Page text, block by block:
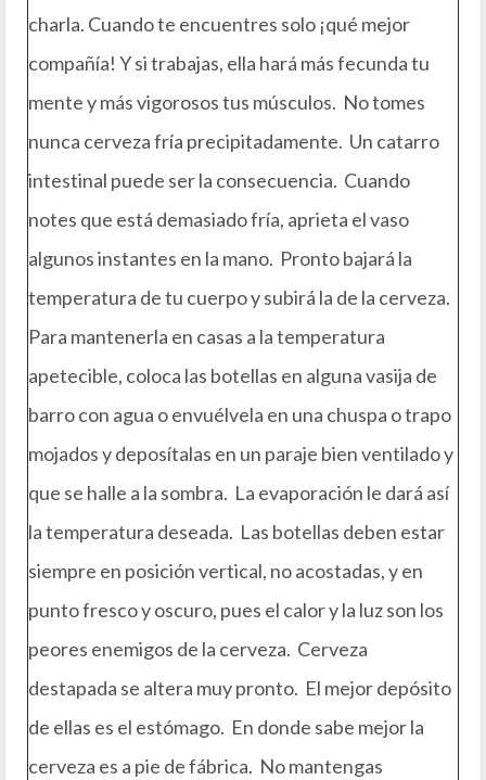
charla. Cuando te encuentres solo ¡qué mejor
compañía! Y si trabajas, ella hará más fecunda tu
mente y más vigorosos tus músculos. No tomes
nunca cerveza fría precipitadamente. Un catarro
intestinal puede ser la consecuencia. Cuando
notes que está demasiado fría, aprieta el vaso
algunos instantes en la mano. Pronto bajará la
temperatura de tu cuerpo y subirá la de la cerveza.
Para mantenerla en casas a la temperatura
apetecible, coloca las botellas en alguna vasija de
barro con agua o envuélvela en una chuspa o trapo
mojados y deposítalas en un paraje bien ventilado y
que se halle a la sombra. La evaporación le dará así
la temperatura deseada. Las botellas deben estar
siempre en posición vertical, no acostadas, y en
punto fresco y oscuro, pues el calor y la luz son los
peores enemigos de la cerveza. Cerveza
destapada se altera muy pronto. El mejor depósito
de ellas es el estómago. En donde sabe mejor la
cerveza es a pie de fábrica. No mantengas